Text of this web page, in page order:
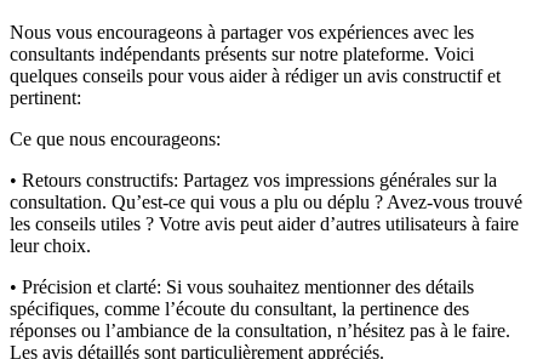
Nous vous encourageons à partager vos expériences avec les
consultants indépendants présents sur notre plateforme. Voici
quelques conseils pour vous aider à rédiger un avis constructif et
pertinent:
Ce que nous encourageons:
• Retours constructifs: Partagez vos impressions générales sur la
consultation. Qu’est-ce qui vous a plu ou déplu ? Avez-vous trouvé
les conseils utiles ? Votre avis peut aider d’autres utilisateurs à faire
leur choix.
• Précision et clarté: Si vous souhaitez mentionner des détails
spécifiques, comme l’écoute du consultant, la pertinence des
réponses ou l’ambiance de la consultation, n’hésitez pas à le faire.
Les avis détaillés sont particulièrement appréciés.